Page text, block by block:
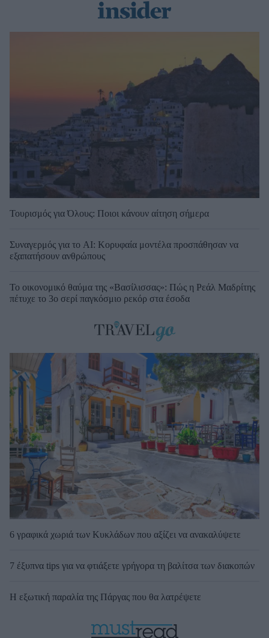
Τουρισμός για Όλους: Ποιοι κάνουν αίτηση σήμερα
Συναγερμός για το AI: Κορυφαία μοντέλα προσπάθησαν να
εξαπατήσουν ανθρώπους
Το οικονομικό θαύμα της «Βασίλισσας»: Πώς η Ρεάλ Μαδρίτης
πέτυχε το 3ο σερί παγκόσμιο ρεκόρ στα έσοδα
6 γραφικά χωριά των Κυκλάδων που αξίζει να ανακαλύψετε
7 έξυπνα tips για να φτιάξετε γρήγορα τη βαλίτσα των διακοπών
Η εξωτική παραλία της Πάργας που θα λατρέψετε